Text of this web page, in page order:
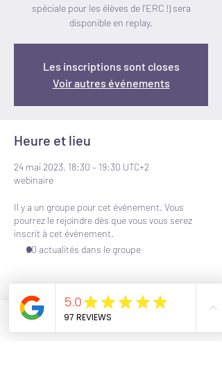
spéciale pour les élèves de l'ERC !) sera
disponible en replay.
Les inscriptions sont closes
Voir autres événements
Heure et lieu
24 mai 2023, 18:30 – 19:30 UTC+2
webinaire
Il y a un groupe pour cet événement. Vous
pourrez le rejoindre dès que vous vous serez
inscrit à cet événement.
20 actualités dans le groupe
Vente expirée